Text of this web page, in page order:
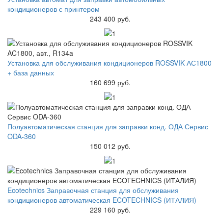
кондиционеров с принтером
243 400 руб.
Установка для обслуживания кондиционеров ROSSVIK АС1800
+ база данных
160 699 руб.
Полуавтоматическая станция для заправки конд. ОДА Сервис
ODA-360
150 012 руб.
Ecotechnics Заправочная станция для обслуживания
кондиционеров автоматическая ECOTECHNICS (ИТАЛИЯ)
229 160 руб.